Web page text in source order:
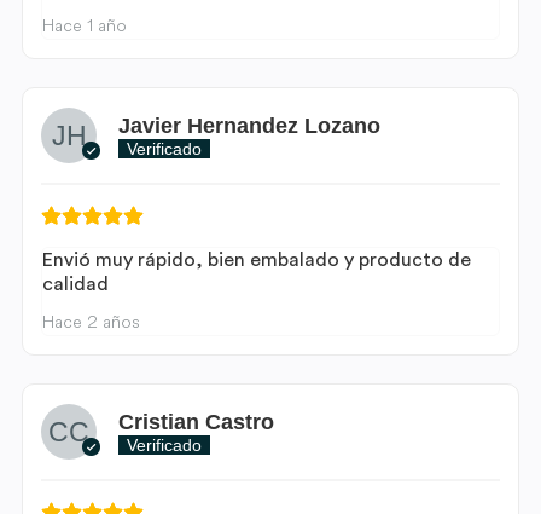
Hace 1 año
Javier Hernandez Lozano
Verificado
Envió muy rápido, bien embalado y producto de
calidad
Hace 2 años
Cristian Castro
Verificado